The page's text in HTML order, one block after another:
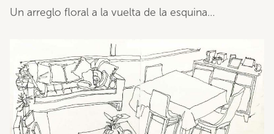
Un arreglo floral a la vuelta de la esquina…